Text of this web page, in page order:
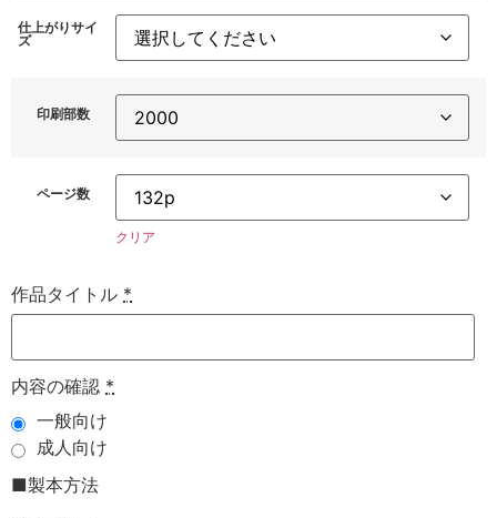
仕上がりサイ
ズ
印刷部数
ページ数
クリア
作品タイトル *
内容の確認 *
一般向け
成人向け
■製本方法